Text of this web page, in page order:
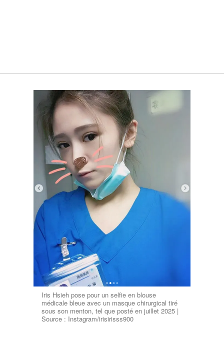
Iris Hsieh pose pour un selfie en blouse
médicale bleue avec un masque chirurgical tiré
sous son menton, tel que posté en juillet 2025 |
Source : Instagram/irisirisss900